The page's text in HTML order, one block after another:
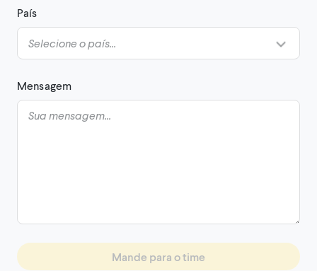
País
Mensagem
Mande para o time